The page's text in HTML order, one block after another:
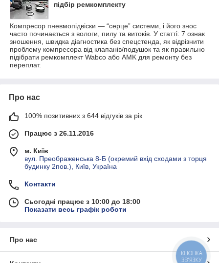
підбір ремкомплекту
Компресор пневмопідвіски — “серце” системи, і його знос
часто починається з вологи, пилу та витоків. У статті: 7 ознак
зношення, швидка діагностика без спецстенда, як відрізнити
проблему компресора від клапанів/подушок та як правильно
підібрати ремкомплект Wabco або AMK для ремонту без
переплат.
Про нас
100% позитивних з 644 відгуків за рік
Працює з 26.11.2016
м. Київ
вул. Преображенська 8-Б (окремий вхід сходами з торця
будинку 2пов.), Київ, Україна
Контакти
Сьогодні працює з 10:00 до 18:00
Показати весь графік роботи
Про нас
КНОПКА
ЗВ'ЯЗКУ